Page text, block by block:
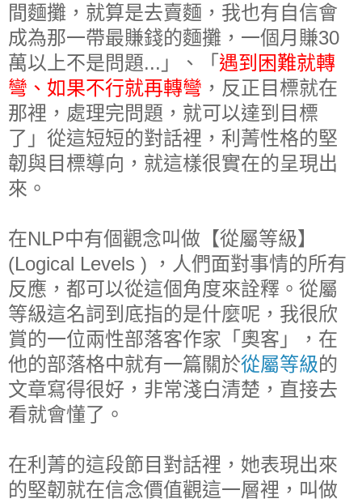
間麵攤，就算是去賣麵，我也有自信會
成為那一帶最賺錢的麵攤，一個月賺30
萬以上不是問題...」、「 遇到困難就轉
彎、如果不行就再轉彎 ，反正目標就在
那裡，處理完問題，就可以達到目標
了」從這短短的對話裡，利菁性格的堅
韌與目標導向，就這樣很實在的呈現出
來。
在NLP中有個觀念叫做【從屬等級】
(Logical Levels ) ，人們面對事情的所有
反應，都可以從這個角度來詮釋。從屬
等級這名詞到底指的是什麼呢，我很欣
賞的一位兩性部落客作家「奧客」，在
他的部落格中就有一篇關於從屬等級的
文章寫得很好，非常淺白清楚，直接去
看就會懂了。
在利菁的這段節目對話裡，她表現出來
的堅韌就在信念價值觀這一層裡，叫做